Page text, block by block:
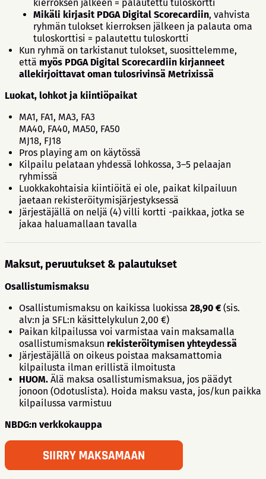
kierroksen jälkeen = palautettu tuloskortti
Mikäli kirjasit PDGA Digital Scorecardiin, vahvista
ryhmän tulokset kierroksen jälkeen ja palauta oma
tuloskorttisi = palautettu tuloskortti
Kun ryhmä on tarkistanut tulokset, suosittelemme,
että myös PDGA Digital Scorecardiin kirjanneet
allekirjoittavat oman tulosrivinsä Metrixissä
Luokat, lohkot ja kiintiöpaikat
MA1, FA1, MA3, FA3
MA40, FA40, MA50, FA50
MJ18, FJ18
Pros playing am on käytössä
Kilpailu pelataan yhdessä lohkossa, 3–5 pelaajan
ryhmissä
Luokkakohtaisia kiintiöitä ei ole, paikat kilpailuun
jaetaan rekisteröitymisjärjestyksessä
Järjestäjällä on neljä (4) villi kortti -paikkaa, jotka se
jakaa haluamallaan tavalla
Maksut, peruutukset & palautukset
Osallistumismaksu
Osallistumismaksu on kaikissa luokissa 28,90 € (sis.
alv:n ja SFL:n käsittelykulun 2,00 €)
Paikan kilpailussa voi varmistaa vain maksamalla
osallistumismaksun rekisteröitymisen yhteydessä
Järjestäjällä on oikeus poistaa maksamattomia
kilpailusta ilman erillistä ilmoitusta
HUOM. Älä maksa osallistumismaksua, jos päädyt
jonoon (Odotuslista). Hoida maksu vasta, jos/kun paikka
kilpailussa varmistuu
NBDG:n verkkokauppa